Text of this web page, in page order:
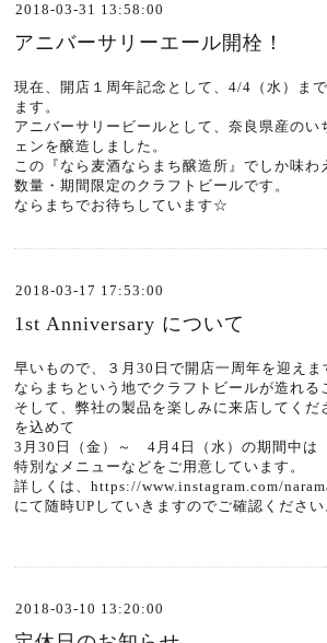
2018-03-31 13:58:00
アニバーサリーエール開栓！
現在、開店１周年記念として、4/4（水）ま
ます。
アニバーサリービールとして、奈良県産のい
ェンを醸造しました。
この『なら麦酒ならまち醸造所』でしか味わ
数量・期間限定のクラフトビールです。
ならまちでお待ちしています☆
2018-03-17 17:53:00
1st Anniversary について
早いもので、３月30日で開店一周年を迎えま
ならまちという地でクラフトビールが造れる
そして、弊社の製品を楽しみに来店してくだ
を込めて
3月30日（金）～ 4月4日（水）の期間中は
特別なメニューなどをご用意しています。
詳しくは、https://www.instagram.com/
にて随時UPしていきますのでご確認ください
2018-03-10 13:20:00